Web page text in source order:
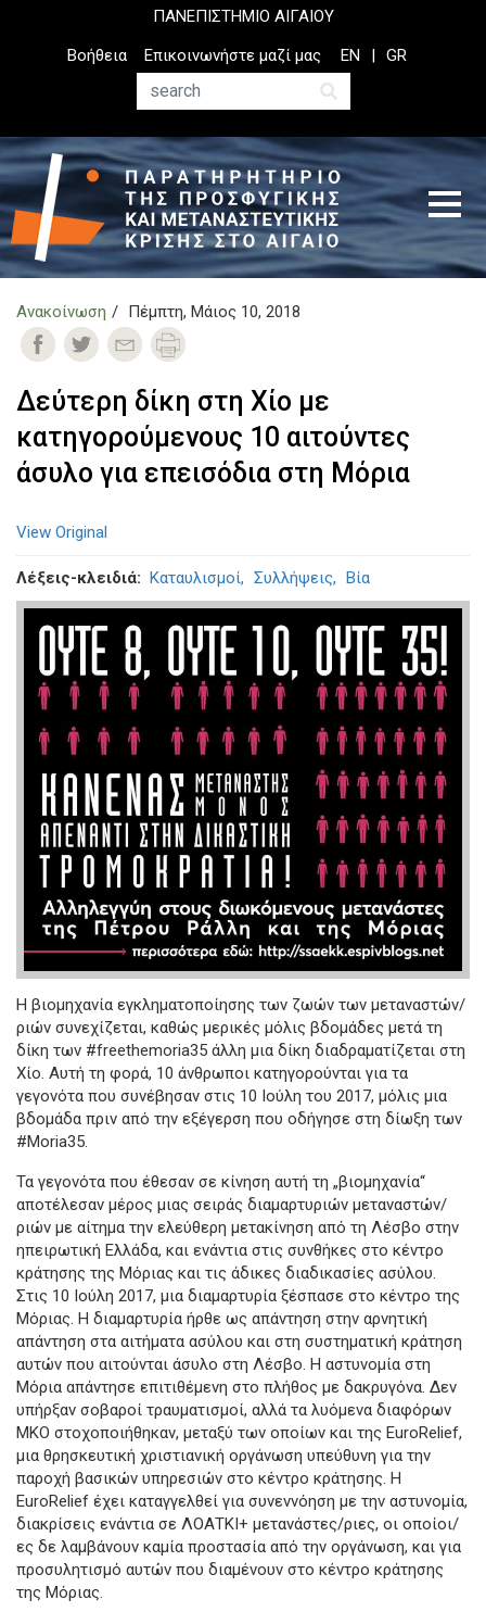
ΠΑΝΕΠΙΣΤΗΜΙΟ ΑΙΓΑΙΟΥ
Top
Header
Βοήθεια
Επικοινωνήστε μαζί μας
Αναζήτηση
EN GR
Ανακοίνωση Πέμπτη, Μάιος 10, 2018
Δεύτερη δίκη στη Χίο με
κατηγορούμενους 10 αιτούντες
άσυλο για επεισόδια στη Μόρια
View Original
Λέξεις-κλειδιά Καταυλισμοί Συλλήψεις Βία
Η βιομηχανία εγκληματοποίησης των ζωών των μεταναστών/
ριών συνεχίζεται, καθώς μερικές μόλις βδομάδες μετά τη
δίκη των #freethemoria35 άλλη μια δίκη διαδραματίζεται στη
Χίο. Αυτή τη φορά, 10 άνθρωποι κατηγορούνται για τα
γεγονότα που συνέβησαν στις 10 Ιούλη του 2017, μόλις μια
βδομάδα πριν από την εξέγερση που οδήγησε στη δίωξη των
#Moria35.
Τα γεγονότα που έθεσαν σε κίνηση αυτή τη „βιομηχανία“
αποτέλεσαν μέρος μιας σειράς διαμαρτυριών μεταναστών/
ριών με αίτημα την ελεύθερη μετακίνηση από τη Λέσβο στην
ηπειρωτική Ελλάδα, και ενάντια στις συνθήκες στο κέντρο
κράτησης της Μόριας και τις άδικες διαδικασίες ασύλου.
Στις 10 Ιούλη 2017, μια διαμαρτυρία ξέσπασε στο κέντρο της
Μόριας. Η διαμαρτυρία ήρθε ως απάντηση στην αρνητική
απάντηση στα αιτήματα ασύλου και στη συστηματική κράτηση
αυτών που αιτούνται άσυλο στη Λέσβο. Η αστυνομία στη
Μόρια απάντησε επιτιθέμενη στο πλήθος με δακρυγόνα. Δεν
υπήρξαν σοβαροί τραυματισμοί, αλλά τα λυόμενα διαφόρων
ΜΚΟ στοχοποιήθηκαν, μεταξύ των οποίων και της EuroRelief,
μια θρησκευτική χριστιανική οργάνωση υπεύθυνη για την
παροχή βασικών υπηρεσιών στο κέντρο κράτησης. Η
EuroRelief έχει καταγγελθεί για συνεννόηση με την αστυνομία,
διακρίσεις ενάντια σε ΛΟΑΤΚΙ+ μετανάστες/ριες, οι οποίοι/
ες δε λαμβάνουν καμία προστασία από την οργάνωση, και για
προσυλητισμό αυτών που διαμένουν στο κέντρο κράτησης
της Μόριας.